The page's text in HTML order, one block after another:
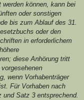
können, kann bei
oder sonstigen
bis zum Ablauf des 31.
oder den
in erforderlichem
diese Anhörung tritt
wenn Vorhabenträger
Für Vorhaben nach
Satz 3 entsprechend.